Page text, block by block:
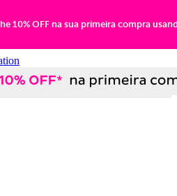
10% OFF na sua primeira compra